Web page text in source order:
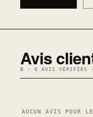
Avis
B · 0 AVIS VÉRIFIÉS ·
AUCUN AVIS POUR